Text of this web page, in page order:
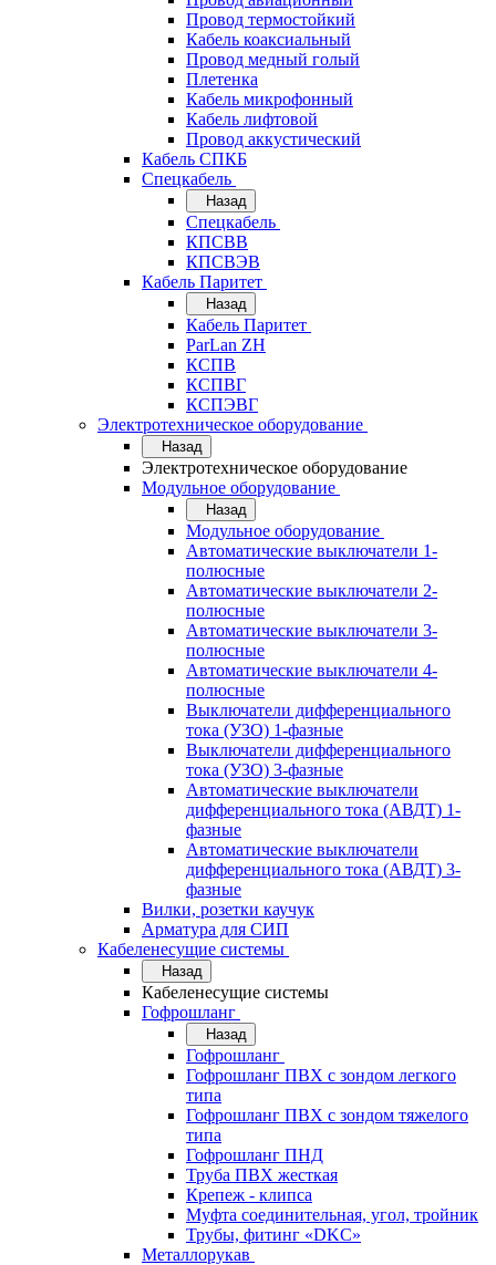
Провод термостойкий
Кабель коаксиальный
Провод медный голый
Плетенка
Кабель микрофонный
Кабель лифтовой
Провод аккустический
Кабель СПКБ
Спецкабель
Назад
Спецкабель
КПСВВ
КПСВЭВ
Кабель Паритет
Назад
Кабель Паритет
ParLan ZH
КСПВ
КСПВГ
КСПЭВГ
Электротехническое оборудование
Назад
Электротехническое оборудование
Модульное оборудование
Назад
Модульное оборудование
Автоматические выключатели 1-
полюсные
Автоматические выключатели 2-
полюсные
Автоматические выключатели 3-
полюсные
Автоматические выключатели 4-
полюсные
Выключатели дифференциального
тока (УЗО) 1-фазные
Выключатели дифференциального
тока (УЗО) 3-фазные
Автоматические выключатели
дифференциального тока (АВДТ) 1-
фазные
Автоматические выключатели
дифференциального тока (АВДТ) 3-
фазные
Вилки, розетки каучук
Арматура для СИП
Кабеленесущие системы
Назад
Кабеленесущие системы
Гофрошланг
Назад
Гофрошланг
Гофрошланг ПВХ с зондом легкого
типа
Гофрошланг ПВХ с зондом тяжелого
типа
Гофрошланг ПНД
Труба ПВХ жесткая
Крепеж - клипса
Муфта соединительная, угол, тройник
Трубы, фитинг «DKC»
Металлорукав